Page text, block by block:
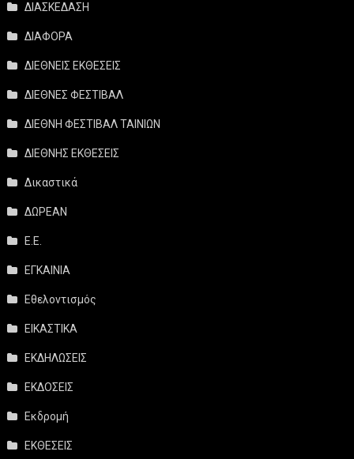
ΔΙΑΣΚΕΔΑΣΗ
ΔΙΑΦΟΡΑ
ΔΙΕΘΝΕΙΣ ΕΚΘΕΣΕΙΣ
ΔΙΕΘΝΕΣ ΦΕΣΤΙΒΑΛ
ΔΙΕΘΝΗ ΦΕΣΤΙΒΑΛ ΤΑΙΝΙΩΝ
ΔΙΕΘΝΗΣ ΕΚΘΕΣΕΙΣ
Δικαστικά
ΔΩΡΕΑΝ
Ε.Ε.
ΕΓΚΑΙΝΙΑ
Εθελοντισμός
ΕΙΚΑΣΤΙΚΑ
ΕΚΔΗΛΩΣΕΙΣ
ΕΚΔΟΣΕΙΣ
Εκδρομή
ΕΚΘΕΣΕΙΣ